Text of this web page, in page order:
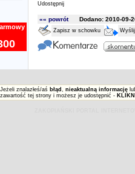
Udostępnij
«« powrótDodano: 2010-09-
Zapisz w schowku
Jeżeli znalazłeś/aś błąd , nieaktualną informację
zawartość tej strony i możesz je udostępnić -